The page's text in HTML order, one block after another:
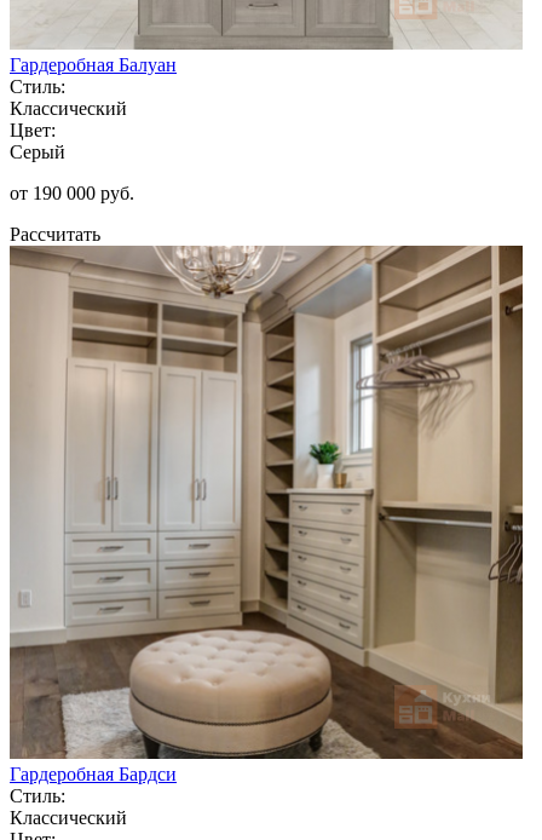
Гардеробная Балуан
Стиль:
Классический
Цвет:
Серый
от 190 000 руб.
Рассчитать
Гардеробная Бардси
Стиль:
Классический